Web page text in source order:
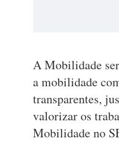
A Mobilidade
a mobilidade
transparentes,
valorizar os
Mobilidade no